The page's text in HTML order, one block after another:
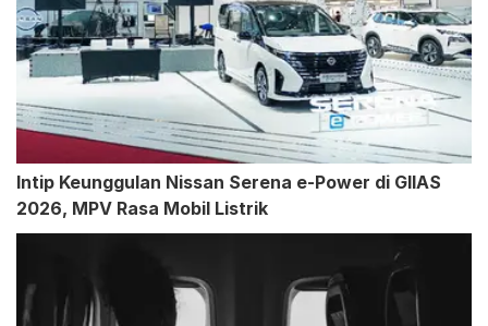
Intip Keunggulan Nissan Serena e-Power di GIIAS
2026, MPV Rasa Mobil Listrik